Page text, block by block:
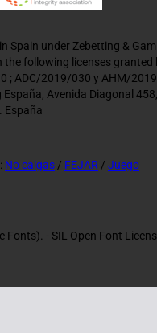
Spain under Zebetting &
the following licenses granted
; ADC/2019/030 y AHM/
España, Avenida Diagonal
España
: No caigas / FEJAR / Juego
Fonts). - SIL Open Font